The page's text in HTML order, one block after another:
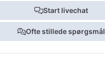
Start livechat
Ofte stillede spørgsmål